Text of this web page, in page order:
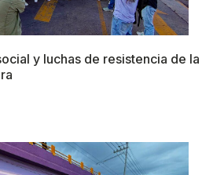
y luchas de resistencia de la